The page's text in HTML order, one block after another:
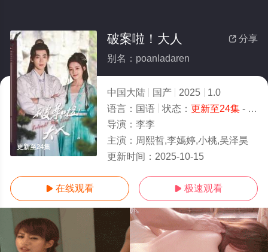
更新至24集
 分享
破案啦！大人
别名：poanladaren
中国大陆 国产 2025
1.0
语言： 国语 状态： 更新至24集- 免费在线观看
导演： 李李
主演： 周熙哲,李嫣婷,小桃,吴泽昊
更新时间： 2025-10-15
 在线观看  极速观看